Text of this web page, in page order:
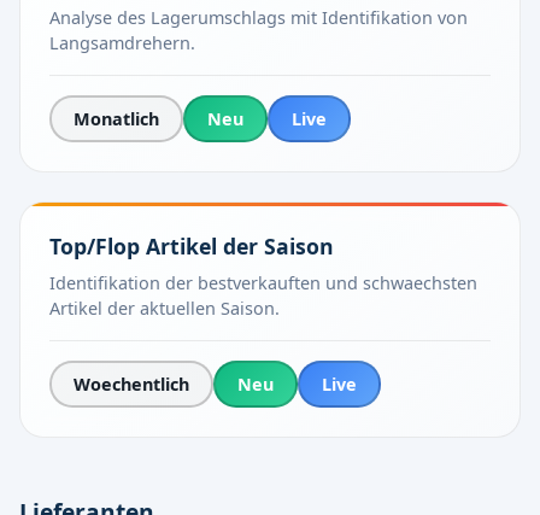
Analyse des Lagerumschlags mit Identifikation von
Langsamdrehern.
Monatlich Neu Live
Top/Flop Artikel der Saison
Identifikation der bestverkauften und schwaechsten
Artikel der aktuellen Saison.
Woechentlich Neu Live